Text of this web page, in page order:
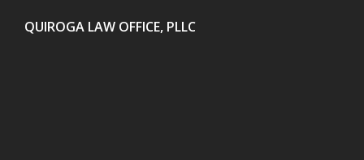
QUIROGA LAW OFFICE, PLLC